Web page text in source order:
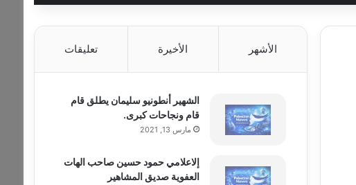
الأشهر الأخيرة تعليقات
الشهير أنطونيو سليمان يطلق قام
قام ونجاحات كبرى.
مارس 13, 2021
إلاعلامي حمود حسين صاحب الهات
العفوية صديق المشاهير